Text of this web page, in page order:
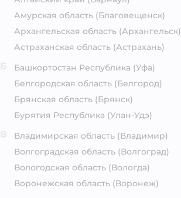
Амурская область (Благовещенск)
Архангельская область (Архангельск)
Астраханская область (Астрахань)
Башкортостан Республика (Уфа)
Белгородская область (Белгород)
Брянская область (Брянск)
Бурятия Республика (Улан-Удэ)
Владимирская область (Владимир)
Волгоградская область (Волгоград)
Вологодская область (Вологда)
Воронежская область (Воронеж)